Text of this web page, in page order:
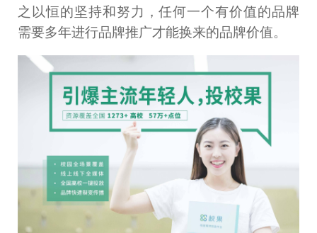
之以恒的坚持和努力，任何一个有价值的品牌
需要多年进行品牌推广才能换来的品牌价值。